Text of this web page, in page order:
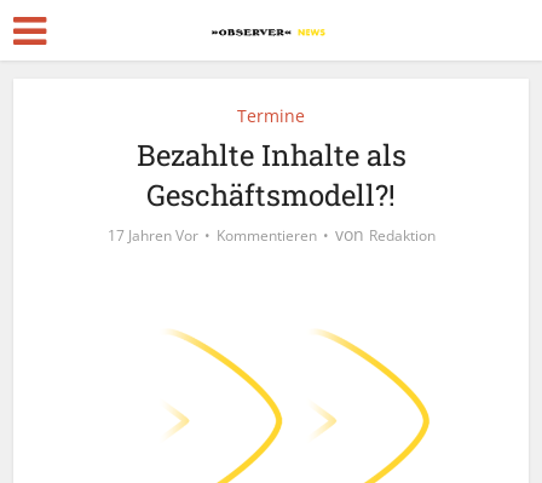
Termine
Bezahlte Inhalte als
Geschäftsmodell?!
17 Jahren Vor Kommentieren von Redaktion